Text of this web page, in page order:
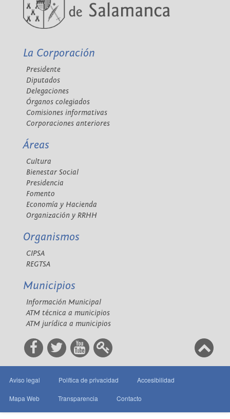
La Corporación
Presidente
Diputados
Delegaciones
Órganos colegiados
Comisiones informativas
Corporaciones anteriores
Áreas
Cultura
Bienestar Social
Presidencia
Fomento
Economía y Hacienda
Organización y RRHH
Organismos
CIPSA
REGTSA
Municipios
Información Municipal
ATM técnica a municipios
ATM jurídica a municipios
Aviso legal Política de privacidad Accesibilidad
Mapa Web Transparencia Contacto